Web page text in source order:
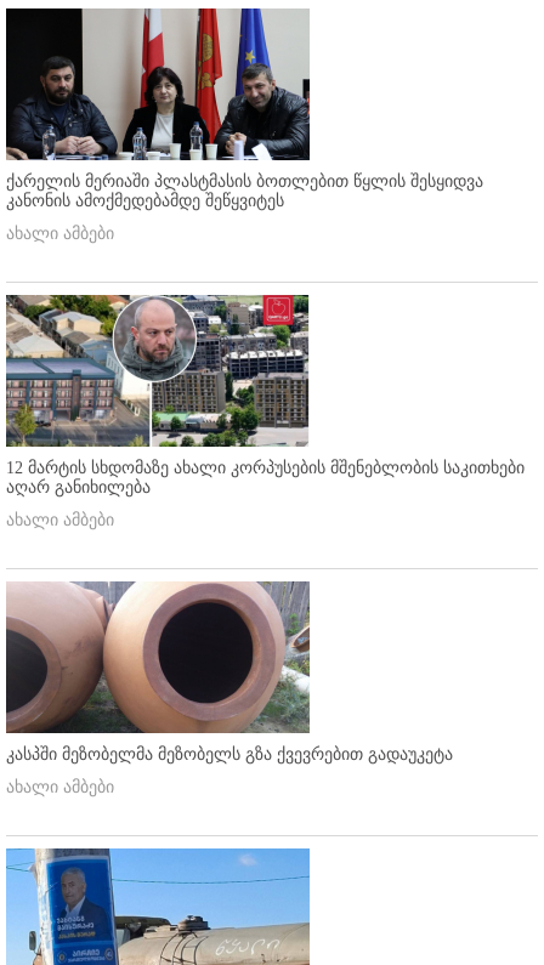
ქარელის მერიაში პლასტმასის ბოთლებით წყლის შესყიდვა
კანონის ამოქმედებამდე შეწყვიტეს
ახალი ამბები
12 მარტის სხდომაზე ახალი კორპუსების მშენებლობის საკითხები
აღარ განიხილება
ახალი ამბები
კასპში მეზობელმა მეზობელს გზა ქვევრებით გადაუკეტა
ახალი ამბები